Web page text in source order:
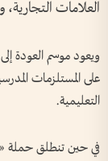
العلامات
على المستلزمات
التعليمية.
في حين تنطلق حملة